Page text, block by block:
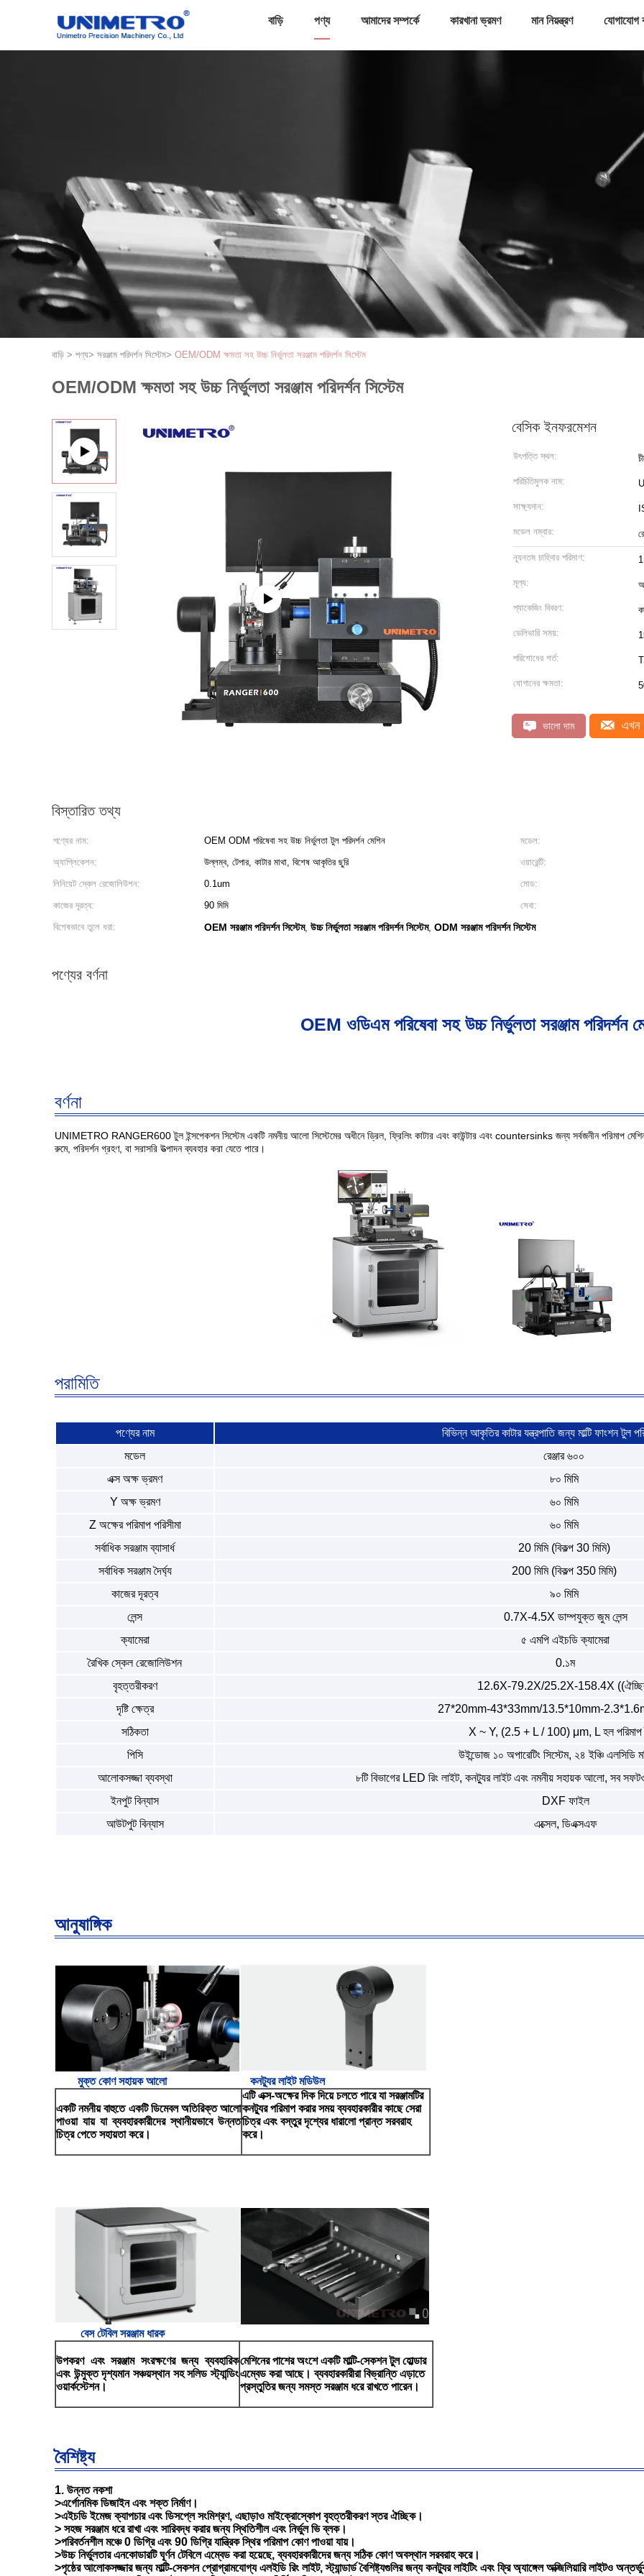
বাড়ি পণ্য আমাদের সম্পর্কে কারখানা ভ্রমণ মান নিয়ন্ত্রণ যোগাযোগ
বাড়ি > পণ্য> সরঞ্জাম পরিদর্শন সিস্টেম> OEM/ODM ক্ষমতা সহ উচ্চ নির্ভুলতা সরঞ্জাম পরিদর্শন সিস্টেম
OEM/ODM ক্ষমতা সহ উচ্চ নির্ভুলতা সরঞ্জাম পরিদর্শন সিস্টেম
বেসিক ইনফরমেশন
উৎপত্তি স্থল:
পরিচিতিমুলক নাম:
সাক্ষ্যদান:
মডেল নম্বার:
ন্যূনতম চাহিদার পরিমাণ:
মূল্য:
প্যাকেজিং বিবরণ:
ডেলিভারি সময়:
পরিশোধের শর্ত:
যোগানের ক্ষমতা:
ভালো দাম এখন
বিস্তারিত তথ্য
পণ্যের নাম: OEM ODM পরিষেবা সহ উচ্চ নির্ভুলতা টুল পরিদর্শন মেশিন মডেল:
অ্যাপ্লিকেশন:
উল্লম্ব, টেপার, কাটার মাথা, বিশেষ আকৃতির ছুরি ওয়ারেন্টি:
লিনিয়েট স্কেল রেজোলিউশন:
0.1um মোড:
কাজের দূরত্ব:
90 মিমি সেবা:
বিশেষভাবে তুলে ধরা:
OEM সরঞ্জাম পরিদর্শন সিস্টেম, উচ্চ নির্ভুলতা সরঞ্জাম পরিদর্শন সিস্টেম, ODM সরঞ্জাম পরিদর্শন সিস্টেম
পণ্যের বর্ণনা
OEM ওডিএম পরিষেবা সহ উচ্চ নির্ভুলতা সরঞ্জাম পরিদর্শন
বর্ণনা
UNIMETRO RANGER600 টুল ইন্সপেকশন সিস্টেম একটি নমনীয় আলো সিস্টেমের অধীনে ড্রিল, ফ্রিলিং কাটার এবং কাউন্টার এবং countersinks জন্য সর্বজনীন পরিমাপ
রুমে, পরিদর্শন গ্রহণ, বা সরাসরি উত্পাদন ব্যবহার করা যেতে পারে।
পরামিতি
পণ্যের নাম
বিভিন্ন আকৃতির কাটার যন্ত্রপাতি জন্য মাল্টি ফাংশন টুল
মডেল
রেঞ্জার ৬০০
এক্স অক্ষ ভ্রমণ
৮০ মিমি
Y অক্ষ ভ্রমণ
৬০ মিমি
Z অক্ষের পরিমাপ পরিসীমা
৬০ মিমি
সর্বাধিক সরঞ্জাম ব্যাসার্ধ
20 মিমি (বিকল্প 30 মিমি)
সর্বাধিক সরঞ্জাম দৈর্ঘ্য
200 মিমি (বিকল্প 350 মিমি)
কাজের দূরত্ব
৯০ মিমি
লেন্স
0.7X-4.5X ডাম্পযুক্ত জুম লেন্স
ক্যামেরা
৫ এমপি এইচডি ক্যামেরা
রৈখিক স্কেল রেজোলিউশন
0.১ম
বৃহত্তরীকরণ
12.6X-79.2X/25.2X-158.4X
দৃষ্টি ক্ষেত্র
27*20mm-43*33mm/13.5*10mm-
সঠিকতা
X ~ Y, (2.5 + L / 100) μm, L হল পরিমাপ
পিসি
উইন্ডোজ ১০ অপারেটিং সিস্টেম, ২৪ ইঞ্চি এলসিডি
আলোকসজ্জা ব্যবস্থা
৮টি বিভাগের LED রিং লাইট, কনট্যুর লাইট এবং নমনীয় সহায়ক আলো, সব
ইনপুট বিন্যাস
DXF ফাইল
আউটপুট বিন্যাস
এক্সেল, ডিএক্সএফ
আনুষাঙ্গিক
মুক্ত কোণ সহায়ক আলো কনট্যুর লাইট মডিউল
একটি নমনীয় বাহুতে একটি ডিমেবল অতিরিক্ত আলো
পাওয়া যায় যা ব্যবহারকারীদের স্থানীয়ভাবে উন্নত
চিত্র পেতে সহায়তা করে।
এটি এক্স-অক্ষের দিক দিয়ে চলতে পারে যা সরঞ্জামটির
কনট্যুর পরিমাপ করার সময় ব্যবহারকারীর কাছে সেরা
চিত্র এবং বস্তুর দৃশ্যের ধারালো প্রান্ত সরবরাহ
করে।
বেস টেবিল সরঞ্জাম ধারক
উপকরণ এবং সরঞ্জাম সংরক্ষণের জন্য ব্যবহারিক
এবং উন্মুক্ত দৃশ্যমান সঞ্চয়স্থান সহ সলিড স্ট্যান্ডিং
ওয়ার্কস্টেশন।
মেশিনের পাশের অংশে একটি মাল্টি-সেকশন টুল হোল্ডার
এম্বেড করা আছে। ব্যবহারকারীরা বিভ্রান্তি এড়াতে
প্রস্তুতির জন্য সমস্ত সরঞ্জাম ধরে রাখতে পারেন।
বৈশিষ্ট্য
1. উন্নত নকশা
>এর্গোনমিক ডিজাইন এবং শক্ত নির্মাণ।
>এইচডি ইমেজ ক্যাপচার এবং ডিসপ্লে সংমিশ্রণ, এছাড়াও মাইক্রোস্কোপ বৃহত্তরীকরণ স্তর ঐচ্ছিক।
> সহজ সরঞ্জাম ধরে রাখা এবং সারিবদ্ধ করার জন্য স্থিতিশীল এবং নির্ভুল ভি ব্লক।
>পরিবর্তনশীল মঞ্চে 0 ডিগ্রি এবং 90 ডিগ্রি যান্ত্রিক স্থির পরিমাপ কোণ পাওয়া যায়।
>উচ্চ নির্ভুলতার এনকোডারটি ঘূর্ণন টেবিলে এম্বেড করা হয়েছে, ব্যবহারকারীদের জন্য সঠিক কোণ অবস্থান সরবরাহ করে।
>পৃষ্ঠের আলোকসজ্জার জন্য মাল্টি-সেকশন প্রোগ্রামযোগ্য এলইডি রিং লাইট, স্ট্যান্ডার্ড বৈশিষ্ট্যগুলির জন্য কনট্যুর লাইটিং এবং ফ্রি অ্যাঙ্গেল অক্জিলিয়ারি লাইটও